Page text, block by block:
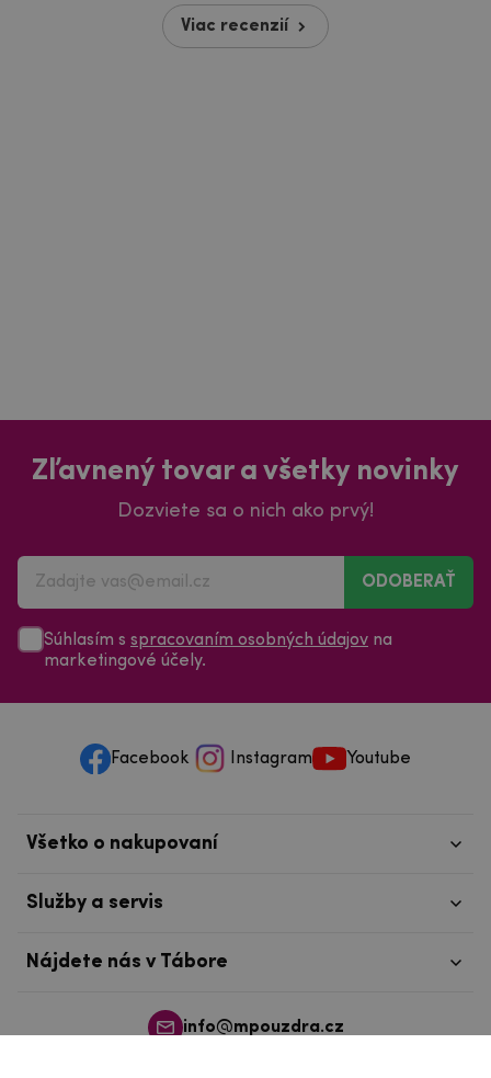
Viac recenzií
Zľavnený tovar a všetky novinky
Dozviete sa o nich ako prvý!
ODOBERAŤ
Súhlasím s spracovaním osobných údajov na
marketingové účely.
Facebook Instagram Youtube
info@mpouzdra.cz
Všetko o nakupovaní
Služby a servis
Nájdete nás v Tábore